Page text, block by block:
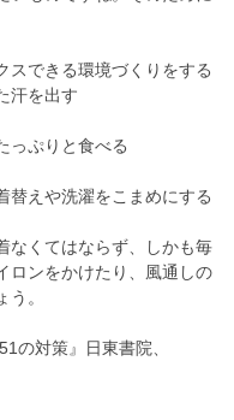
スできる環境づくりをする
汗を出す
っぷりと食べる
替えや洗濯をこまめにする
なくてはならず、しかも毎
ロンをかけたり、風通しの
。
の対策』日東書院、